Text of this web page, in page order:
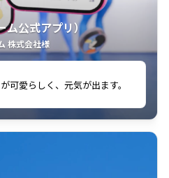
ム公式アプリ）
株式会社様
可愛らしく、元気が出ます。
るようなので使うのが楽しいで